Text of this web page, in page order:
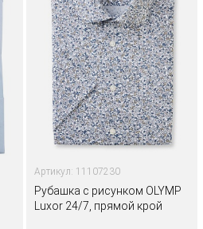
Артикул: 11107230
Рубашка с рисунком OLYMP
Luxor 24/7, прямой крой